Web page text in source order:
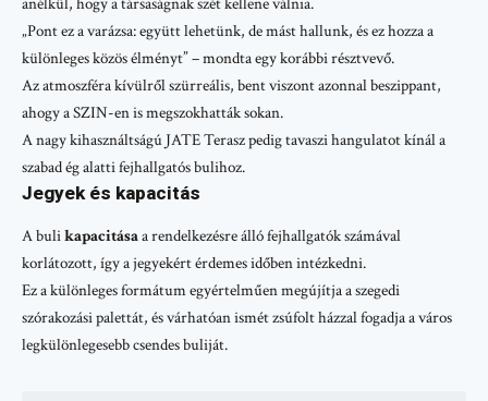
„Pont ez a varázsa: együtt lehetünk, de mást hallunk, és ez hozza a
különleges közös élményt” – mondta egy korábbi résztvevő.
Az atmoszféra kívülről szürreális, bent viszont azonnal beszippant,
ahogy a SZIN-en is megszokhatták sokan.
A nagy kihasználtságú JATE Terasz pedig tavaszi hangulatot kínál a
szabad ég alatti fejhallgatós bulihoz.
Jegyek és kapacitás
A bulikapacitásaa rendelkezésre álló fejhallgatók számával
korlátozott, így a jegyekért érdemes időben intézkedni.
Ez a különleges formátum egyértelműen megújítja a szegedi
szórakozási palettát, és várhatóan ismét zsúfolt házzal fogadja a város
legkülönlegesebb csendes buliját.